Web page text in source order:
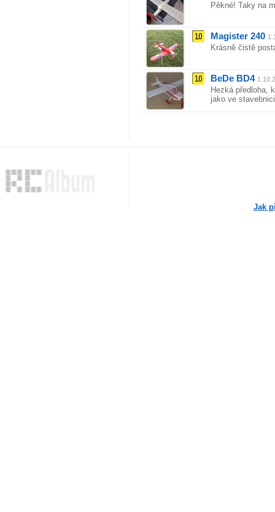
Pěkné! Taky na
10 Magister 240
Krásně čistě
10 BeDe BD4
Hezká předloha,
jako ve
Jak